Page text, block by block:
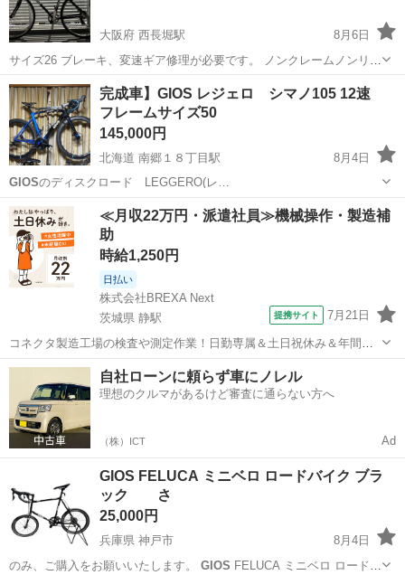
大阪府 西長堀駅
8月6日
サイズ26 ブレーキ、変速ギア修理が必要です。 ノンクレームノンリタ
ーンでお願いします。
大阪 大阪市 西長堀駅
完成車】GIOS レジェロ シマノ105 12速
フレームサイズ50
145,000円
北海道 南郷１８丁目駅
8月4日
GIOSのディスクロード LEGGERO(レ…
北海道 札幌市 南郷１８丁目駅 ロードバイク
≪月収22万円・派遣社員≫機械操作・製造補
助
時給1,250円
日払い
株式会社BREXA Next
茨城県 静駅
提携サイト 7月21日
コネクタ製造工場の検査や測定作業！日勤専属＆土日祝休み＆年間休
日128日★クリーンルーム内作業★マイカー通勤OK＆無料駐車場あり
★就業先食堂利用可！日払い制度あり！《茨城県常陸大宮市》 人気の
工場のお仕事 ◇コネクタ製造工...
茨城 常陸大宮市 その他
自社ローンに頼らず車にノレル
理想のクルマがあるけど審査に通らない方へ
（株）ICT Ad
GIOS FELUCA ミニベロ ロードバイク ブラ
ック さ
25,000円
兵庫県 神戸市
8月4日
のみ、ご購入をお願いいたします。 GIOS FELUCA ミニベロ ロードバ